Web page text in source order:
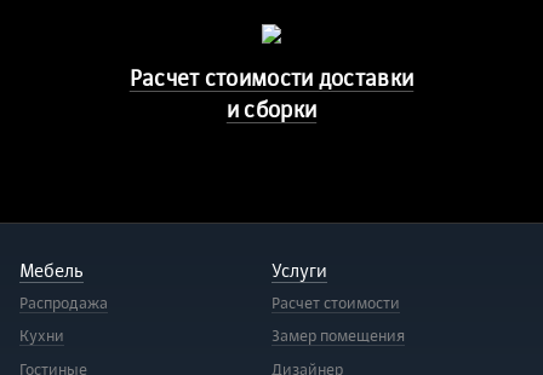
Расчет стоимости доставки
и сборки
Мебель
Распродажа
Кухни
Гостиные
Услуги
Расчет стоимости
Замер помещения
Дизайнер